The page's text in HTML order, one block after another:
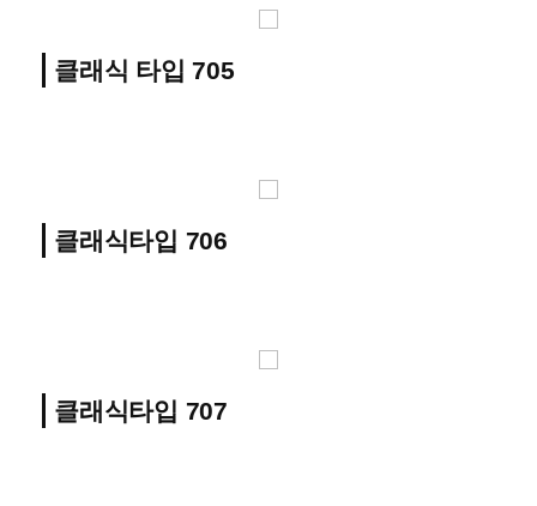
클래식 타입 705
클래식타입 706
클래식타입 707